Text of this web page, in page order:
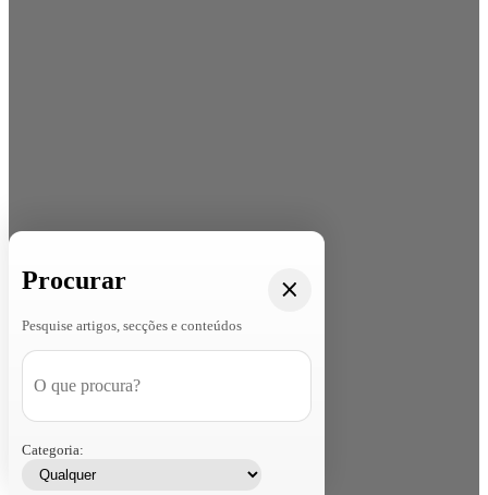
Procurar
Pesquise artigos, secções e conteúdos
Categoria: